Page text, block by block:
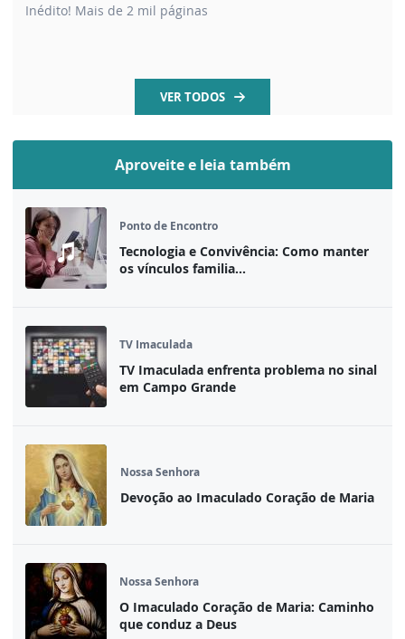
Inédito! Mais de 2 mil páginas
VER TODOS
Aproveite e leia também
Ponto de Encontro
Tecnologia e Convivência: Como manter
os vínculos familia...
TV Imaculada
TV Imaculada enfrenta problema no sinal
em Campo Grande
Nossa Senhora
Devoção ao Imaculado Coração de Maria
Nossa Senhora
O Imaculado Coração de Maria: Caminho
que conduz a Deus